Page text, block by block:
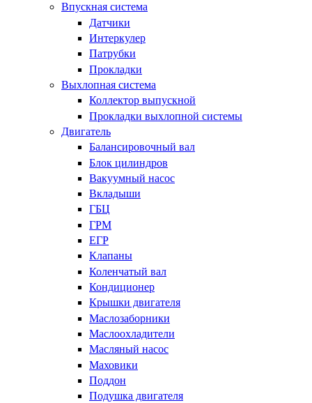
Впускная система
Датчики
Интеркулер
Патрубки
Прокладки
Выхлопная система
Коллектор выпускной
Прокладки выхлопной системы
Двигатель
Балансировочный вал
Блок цилиндров
Вакуумный насос
Вкладыши
ГБЦ
ГРМ
ЕГР
Клапаны
Коленчатый вал
Кондиционер
Крышки двигателя
Маслозаборники
Маслоохладители
Масляный насос
Маховики
Поддон
Подушка двигателя